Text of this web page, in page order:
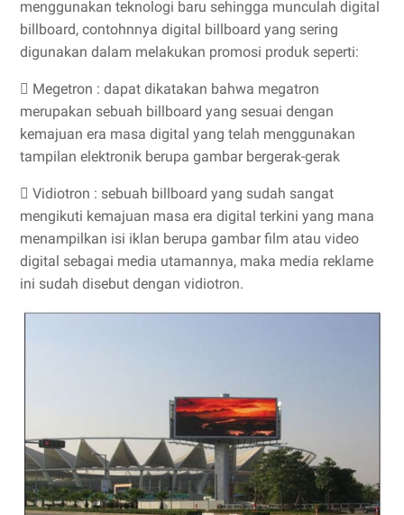
menggunakan teknologi baru sehingga munculah digital
billboard, contohnnya digital billboard yang sering
digunakan dalam melakukan promosi produk seperti:
 Megetron : dapat dikatakan bahwa megatron
merupakan sebuah billboard yang sesuai dengan
kemajuan era masa digital yang telah menggunakan
tampilan elektronik berupa gambar bergerak-gerak
 Vidiotron : sebuah billboard yang sudah sangat
mengikuti kemajuan masa era digital terkini yang mana
menampilkan isi iklan berupa gambar film atau video
digital sebagai media utamannya, maka media reklame
ini sudah disebut dengan vidiotron.